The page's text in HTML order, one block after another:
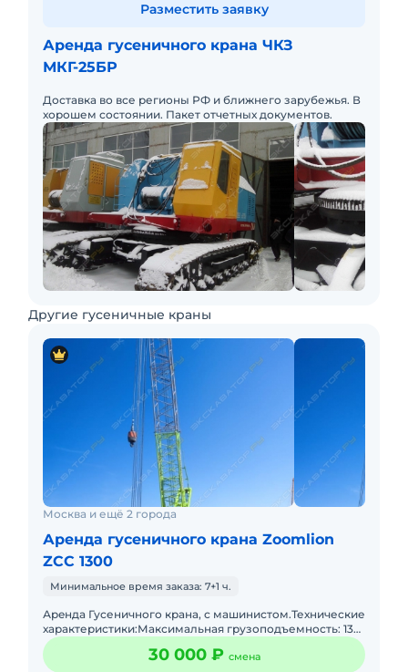
Аренда гусеничного крана ЧКЗ
МКГ-25БР
Доставка во все регионы РФ и ближнего зарубежья. В
хорошем состоянии. Пакет отчетных документов.
Разместить заявку
Другие гусеничные краны
Москва и ещё 2 города
Аренда гусеничного крана Zoomlion
ZCC 1300
Минимальное время заказа: 7+1 ч.
Аpeндa Гусеничного крана, с мaшинистoм.Технические
характеристики:Максимальная грузоподъемность: 130
тонн (на вылете 5 метров).Основная стрела: от 19 до 76
метр
30 000 ₽ смена